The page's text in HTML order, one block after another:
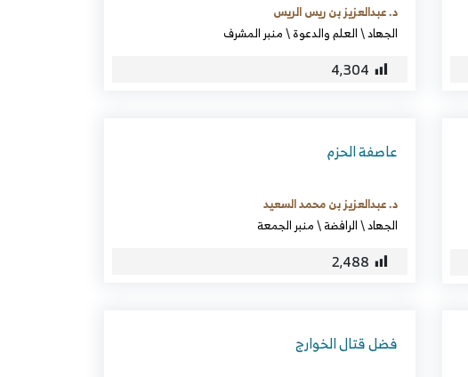
د. عبدالعزيز بن ريس الريس
الجهاد\العلم والدعوة\منبر المشرف
4٬304
عاصفة الحزم
د. عبدالعزيز بن محمد السعيد
الجهاد\الرافضة\منبر الجمعة
2٬488
فضل قتال الخوارج